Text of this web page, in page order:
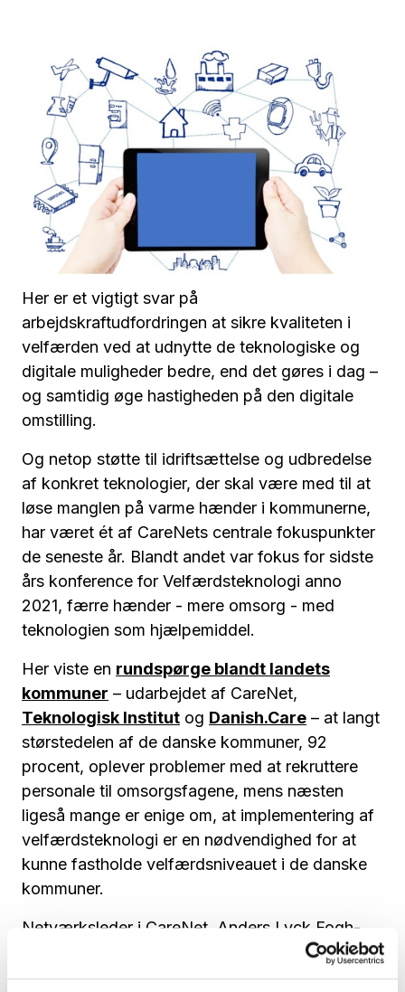
Her er et vigtigt svar på
arbejdskraftudfordringen at sikre kvaliteten i
velfærden ved at udnytte de teknologiske og
digitale muligheder bedre, end det gøres i dag –
og samtidig øge hastigheden på den digitale
omstilling.
Og netop støtte til idriftsættelse og udbredelse
af konkret teknologier, der skal være med til at
løse manglen på varme hænder i kommunerne,
har været ét af CareNets centrale fokuspunkter
de seneste år. Blandt andet var fokus for sidste
års konference for Velfærdsteknologi anno
2021, færre hænder - mere omsorg - med
teknologien som hjælpemiddel.
Her viste en rundspørge blandt landets
kommuner – udarbejdet af CareNet,
Teknologisk Institut og Danish.Care – at langt
størstedelen af de danske kommuner, 92
procent, oplever problemer med at rekruttere
personale til omsorgsfagene, mens næsten
ligeså mange er enige om, at implementering af
velfærdsteknologi er en nødvendighed for at
kunne fastholde velfærdsniveauet i de danske
kommuner.
Netværksleder i CareNet, Anders Lyck Fogh-